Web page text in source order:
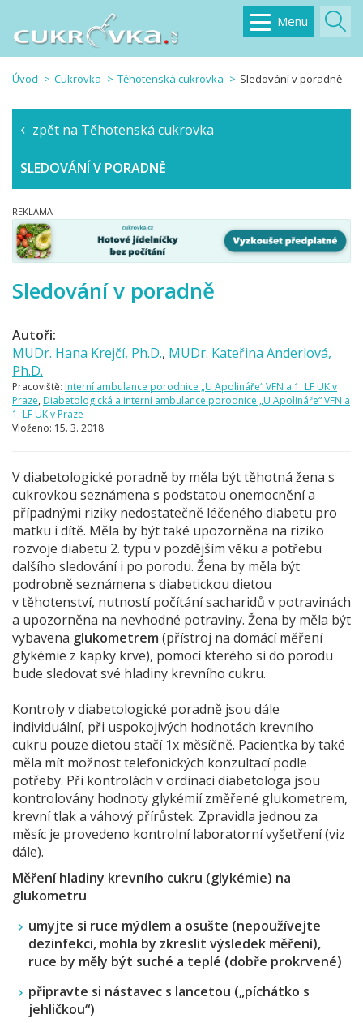
Menu
Úvod Cukrovka Těhotenská cukrovka Sledování v poradně
zpět na Těhotenská cukrovka
SLEDOVÁNÍ V PORADNĚ
Sledování v poradně
Autoři:
MUDr. Hana Krejčí, Ph.D., MUDr. Kateřina Anderlová,
Ph.D.
Pracoviště: Interní ambulance porodnice „U Apolináře“ VFN a 1. LF UK v
Praze, Diabetologická a interní ambulance porodnice „U Apolináře“ VFN a
1. LF UK v Praze
Vloženo: 15. 3. 2018
V diabetologické poradně by měla být těhotná žena s
cukrovkou seznámena s podstatou onemocnění a
případnými riziky nedostatečně léčeného diabetu pro
matku i dítě. Měla by být také upozorněna na riziko
rozvoje diabetu 2. typu v pozdějším věku a potřebu
dalšího sledování i po porodu. Žena by měla být
podrobně seznámena s diabetickou dietou
v těhotenství, nutností počítání sacharidů v potravinách
a upozorněna na nevhodné potraviny. Žena by měla být
vybavena glukometrem (přístroj na domácí měření
glykémie z kapky krve), pomocí kterého si do porodu
bude sledovat své hladiny krevního cukru.
Kontroly v diabetologické poradně jsou dále
individuální, při uspokojivých hodnotách krevního
cukru pouze dietou stačí 1x měsíčně. Pacientka by také
měla mít možnost telefonických konzultací podle
potřeby. Při kontrolách v ordinaci diabetologa jsou
kontrolovány hodnoty glykémií změřené glukometrem,
krevní tlak a váhový přírůstek. Zpravidla jednou za
měsíc je provedeno kontrolní laboratorní vyšetření (viz
dále).
Měření hladiny krevního cukru (glykémie) na
glukometru
umyjte si ruce mýdlem a osušte (nepoužívejte
dezinfekci, mohla by zkreslit výsledek měření),
ruce by měly být suché a teplé (dobře prokrvené)
připravte si nástavec s lancetou („píchátko s
jehličkou“)